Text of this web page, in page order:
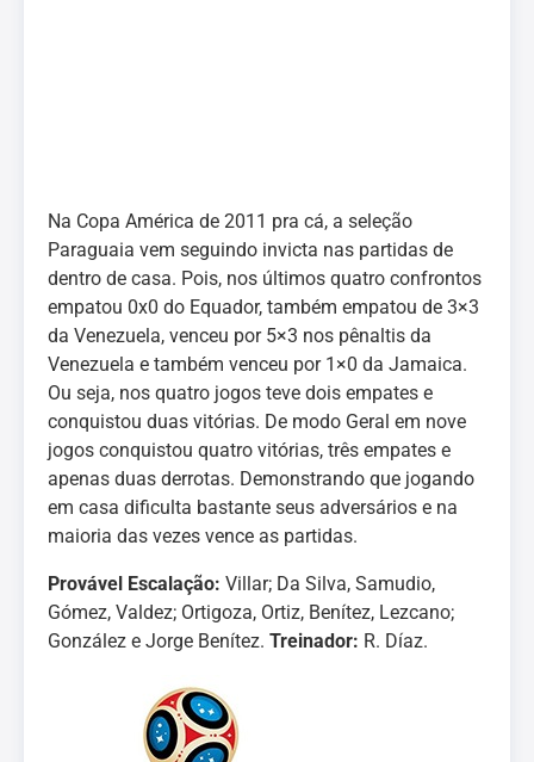
Na Copa América de 2011 pra cá, a seleção
Paraguaia vem seguindo invicta nas partidas de
dentro de casa. Pois, nos últimos quatro confrontos
empatou 0x0 do Equador, também empatou de 3×3
da Venezuela, venceu por 5×3 nos pênaltis da
Venezuela e também venceu por 1×0 da Jamaica.
Ou seja, nos quatro jogos teve dois empates e
conquistou duas vitórias. De modo Geral em nove
jogos conquistou quatro vitórias, três empates e
apenas duas derrotas. Demonstrando que jogando
em casa dificulta bastante seus adversários e na
maioria das vezes vence as partidas.
Provável Escalação: Villar; Da Silva, Samudio,
Gómez, Valdez; Ortigoza, Ortiz, Benítez, Lezcano;
González e Jorge Benítez. Treinador: R. Díaz.